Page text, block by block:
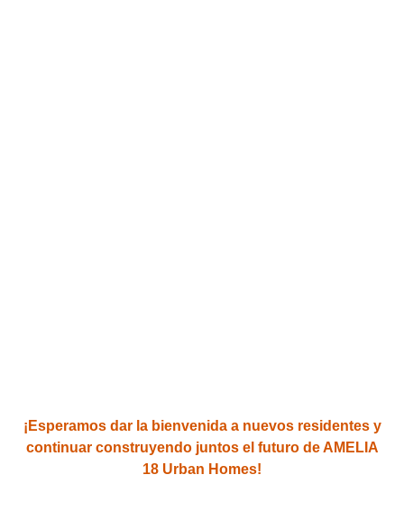
¡Esperamos dar la bienvenida a nuevos residentes y
continuar construyendo juntos el futuro de AMELIA
18 Urban Homes!